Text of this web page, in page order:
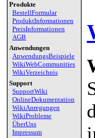
Produkte
BestellFormular
ProduktInformationen
PreisInformationen
AGB
Anwendungen
AnwendungsBeispiele
WikiWebCommunities
WikiVerzeichnis
Support
SupportWiki
OnlineDokumentation
WikiAnregungen
WikiProbleme
ÜberUns
Impressum